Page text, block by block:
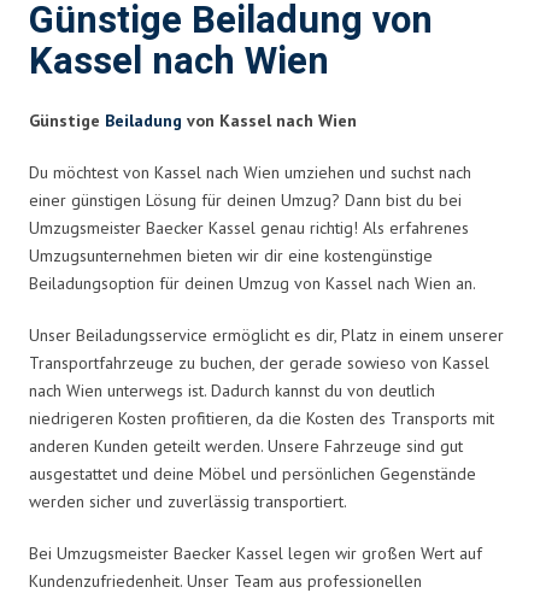
Günstige Beiladung von
Kassel nach Wien
Günstige Beiladung von Kassel nach Wien
Du möchtest von Kassel nach Wien umziehen und suchst nach
einer günstigen Lösung für deinen Umzug? Dann bist du bei
Umzugsmeister Baecker Kassel genau richtig! Als erfahrenes
Umzugsunternehmen bieten wir dir eine kostengünstige
Beiladungsoption für deinen Umzug von Kassel nach Wien an.
Unser Beiladungsservice ermöglicht es dir, Platz in einem unserer
Transportfahrzeuge zu buchen, der gerade sowieso von Kassel
nach Wien unterwegs ist. Dadurch kannst du von deutlich
niedrigeren Kosten profitieren, da die Kosten des Transports mit
anderen Kunden geteilt werden. Unsere Fahrzeuge sind gut
ausgestattet und deine Möbel und persönlichen Gegenstände
werden sicher und zuverlässig transportiert.
Bei Umzugsmeister Baecker Kassel legen wir großen Wert auf
Kundenzufriedenheit. Unser Team aus professionellen